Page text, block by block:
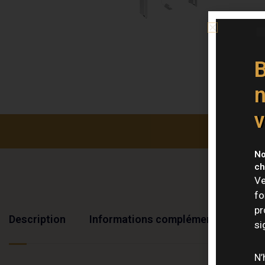
Description Informations complémentaires